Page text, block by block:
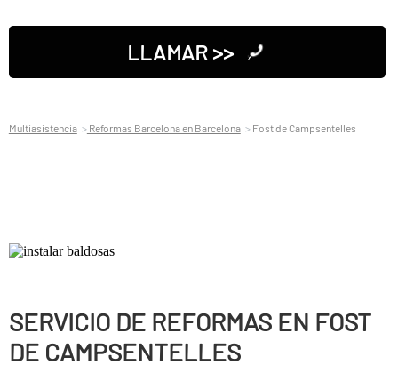
LLAMAR >>
Multiasistencia Reformas Barcelona en Barcelona Fost de Campsentelles
SERVICIO DE REFORMAS EN FOST
DE CAMPSENTELLES